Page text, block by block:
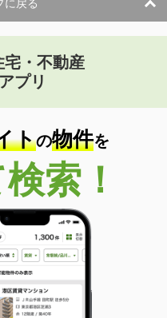
に戻る
・不動産
アプリ
トの物件を
索！